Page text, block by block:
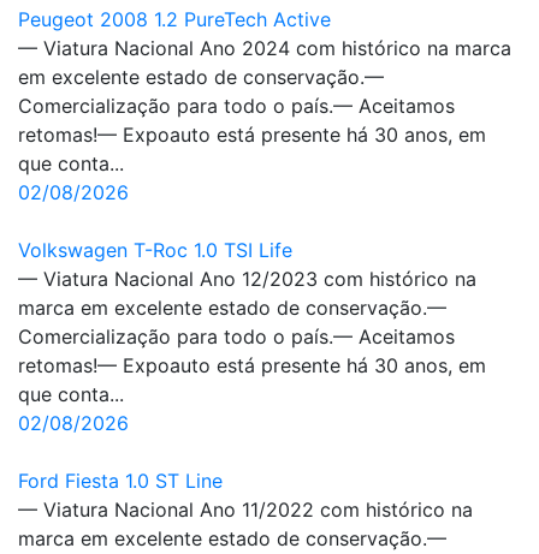
Peugeot 2008 1.2 PureTech Active
— Viatura Nacional Ano 2024 com histórico na marca
em excelente estado de conservação.—
Comercialização para todo o país.— Aceitamos
retomas!— Expoauto está presente há 30 anos, em
que conta...
02/08/2026
Volkswagen T-Roc 1.0 TSI Life
— Viatura Nacional Ano 12/2023 com histórico na
marca em excelente estado de conservação.—
Comercialização para todo o país.— Aceitamos
retomas!— Expoauto está presente há 30 anos, em
que conta...
02/08/2026
Ford Fiesta 1.0 ST Line
— Viatura Nacional Ano 11/2022 com histórico na
marca em excelente estado de conservação.—